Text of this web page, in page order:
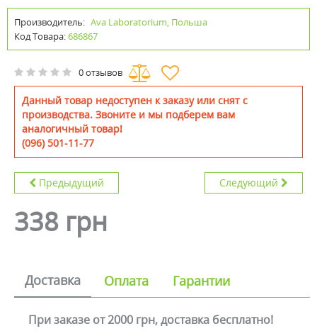
Производитель: Ava Laboratorium, Польша
Код Товара:686867
0 отзывов
Данный товар недоступен к заказу или снят с
производства. Звоните и мы подберем вам
аналогичный товар!
(096) 501-11-77
Предыдущий Следующий
338 грн
Доставка Оплата Гарантии
При заказе от 2000 грн, доставка бесплатно!